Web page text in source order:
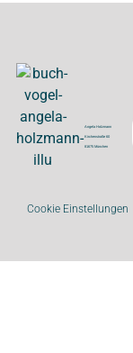
Angela Holzmann
Kirchenstraße 60
81675 München
Cookie Einstellungen